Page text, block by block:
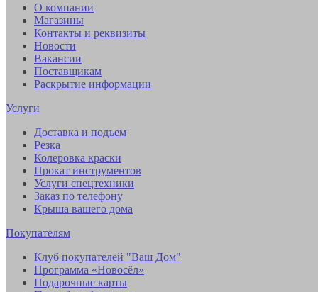
О компании
Магазины
Контакты и реквизиты
Новости
Вакансии
Поставщикам
Раскрытие информации
Услуги
Доставка и подъем
Резка
Колеровка краски
Прокат инструментов
Услуги спецтехники
Заказ по телефону
Крыша вашего дома
Покупателям
Клуб покупателей "Ваш Дом"
Программа «Новосёл»
Подарочные карты